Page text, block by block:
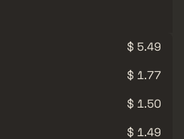
$ 5.49
$ 1.77
$ 1.50
$ 1.49